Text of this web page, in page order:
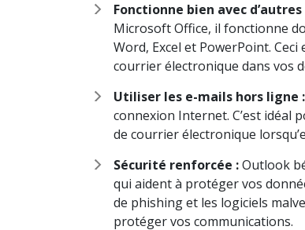
Fonctionne bien avec
Microsoft Office, il fonctionne
Word, Excel et PowerPoint.
courrier électronique dans vos
Utiliser les e-mails hors ligne :
connexion Internet. C’est idéal
de courrier électronique
Sécurité renforcée :Outlook
qui aident à protéger vos
de phishing et les logiciels
protéger vos communications.